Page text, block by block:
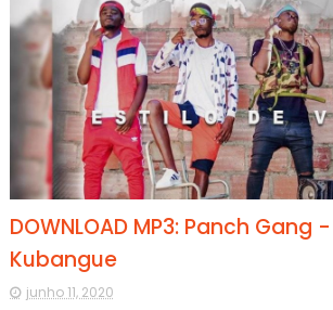
DOWNLOAD MP3: Panch Gang
Kubangue
junho 11, 2020